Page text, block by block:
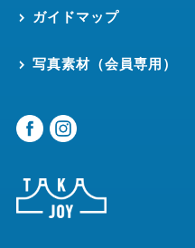
ガイドマップ
写真素材（会員専用）